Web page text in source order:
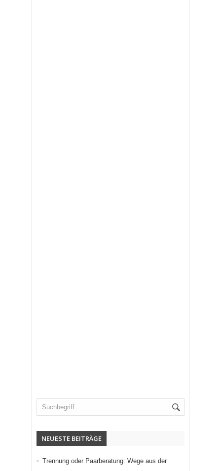
NEUESTE BEITRÄGE
Trennung oder Paarberatung: Wege aus der